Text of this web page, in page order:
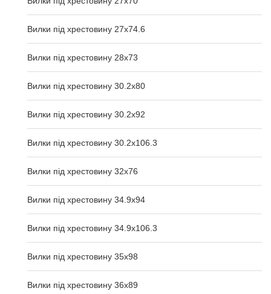
Вилки під хрестовину 27x74.6
Вилки під хрестовину 28x73
Вилки під хрестовину 30.2x80
Вилки під хрестовину 30.2x92
Вилки під хрестовину 30.2x106.3
Вилки під хрестовину 32x76
Вилки під хрестовину 34.9x94
Вилки під хрестовину 34.9x106.3
Вилки під хрестовину 35x98
Вилки під хрестовину 36x89